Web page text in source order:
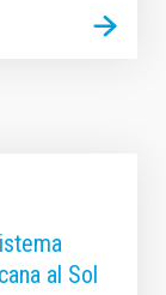
al Sol